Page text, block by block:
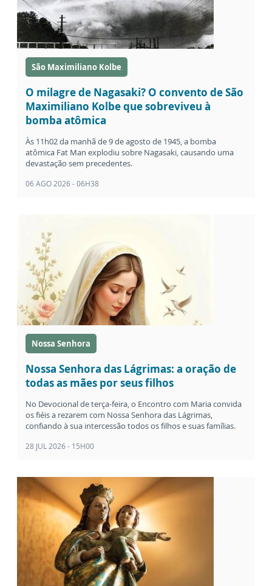
São Maximiliano Kolbe
O milagre de Nagasaki? O convento de São
Maximiliano Kolbe que sobreviveu à
bomba atômica
Às 11h02 da manhã de 9 de agosto de 1945, a bomba
atômica Fat Man explodiu sobre Nagasaki, causando uma
devastação sem precedentes.
06 AGO 2026 - 06H38
Nossa Senhora
Nossa Senhora das Lágrimas: a oração de
todas as mães por seus filhos
No Devocional de terça-feira, o Encontro com Maria convida
os fiéis a rezarem com Nossa Senhora das Lágrimas,
confiando à sua intercessão todos os filhos e suas famílias.
28 JUL 2026 - 15H00